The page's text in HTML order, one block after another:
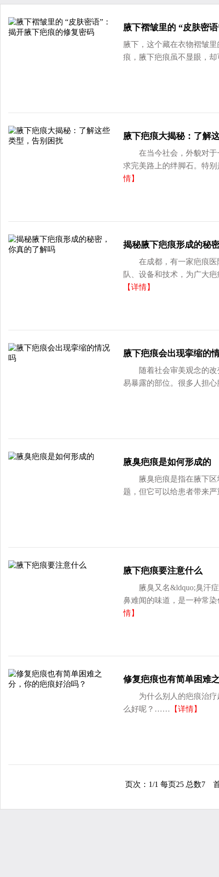
腋下褶皱里的 “皮肤密
腋下，这个藏在衣物褶皱
痕，腋下疤痕虽不显眼，
腋下疤痕大揭秘：了解
在当今社会，外貌对于
求完美路上的绊脚石。特
情】
揭秘腋下疤痕形成的秘
在成都，有一家疤痕医
队、设备和技术，为广大
【详情】
腋下疤痕会出现挛缩的
随着社会审美观念的改
易暴露的部位。很多人担
腋臭疤痕是如何形成的
腋臭疤痕是指在腋下区
题，但它可以给患者带来
腋下疤痕要注意什么
腋臭又名&ldquo;臭汗症
鼻难闻的味道，是一种常
情】
修复疤痕也有简单困难
为什么别人的疤痕治疗
么好呢？…… 【详情】
页次：1/1 每页25 总数7